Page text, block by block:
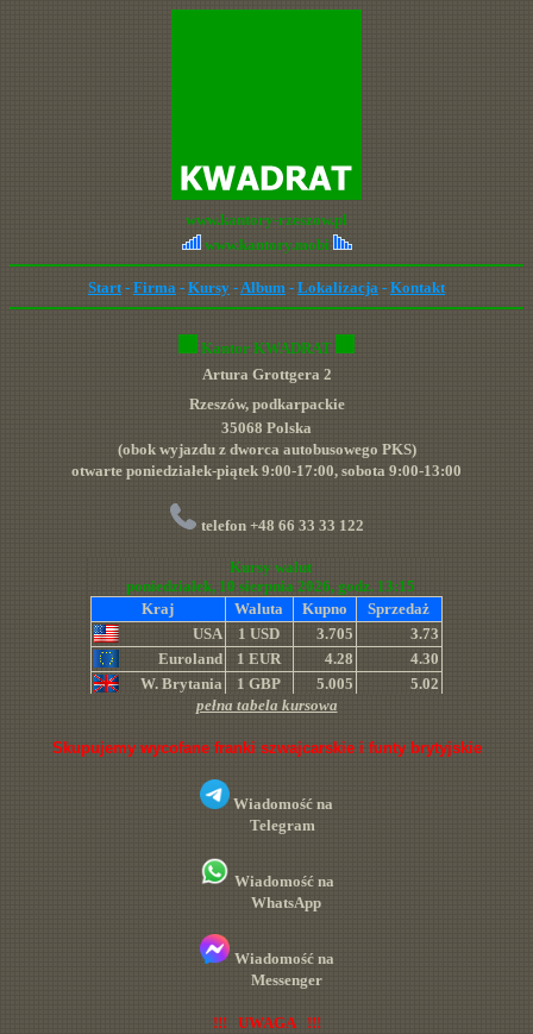
www.kantory-rzeszow.pl
www.kantory.mobi
Start - Firma - Kursy -Album - Lokalizacja - Kontakt
Kantor KWADRAT
Artura Grottgera 2
Rzeszów, podkarpackie
35068 Polska
(obok wyjazdu z dworca autobusowego PKS)
otwarte poniedziałek-piątek 9:00-17:00, sobota 9:00-13:00
telefon +48 66 33 33 122
pełna tabela kursowa
Skupujemy wycofane franki szwajcarskie i funty brytyjskie
Wiadomość na
Telegram
Wiadomość na
WhatsApp
Wiadomość na
Messenger
!!! UWAGA !!!